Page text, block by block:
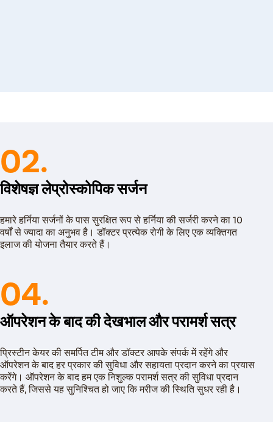
के उपकरण का उपयोग होता है। इस ऑपरेशन में एक
डाला जाता है।
02.
विशेषज्ञ लेप्रोस्कोपिक सर्जन
हमारे हर्निया सर्जनों के पास सुरक्षित रूप से हर्निया की सर्जरी करने का 10
वर्षों से ज्यादा का अनुभव है। डॉक्टर प्रत्येक रोगी के लिए एक व्यक्तिगत
इलाज की योजना तैयार करते हैं।
04.
ऑपरेशन के बाद की देखभाल और परामर्श सत्र
प्रिस्टीन केयर की समर्पित टीम और डॉक्टर आपके संपर्क में रहेंगे और
ऑपरेशन के बाद हर प्रकार की सुविधा और सहायता प्रदान करने का प्रयास
करेंगे। ऑपरेशन के बाद हम एक निशुल्क परामर्श सत्र की सुविधा प्रदान
करते हैं, जिससे यह सुनिश्चित हो जाए कि मरीज की स्थिति सुधर रही है।